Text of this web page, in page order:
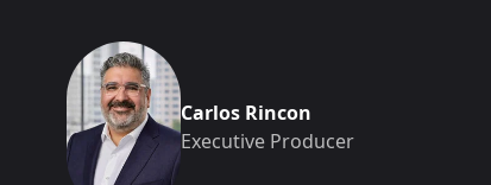
Carlos Rincon
Executive Producer